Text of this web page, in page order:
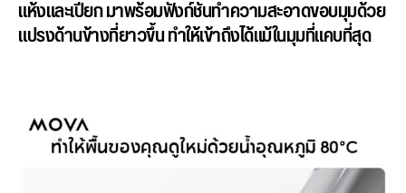
แห้งและเปียก มาพร้อมฟังก์ชันทำความสะอาดขอบมุมด้วย
แปรงด้านข้างที่ยาวขึ้น ทำให้เข้าถึงได้แม้ในมุมที่แคบที่สุด